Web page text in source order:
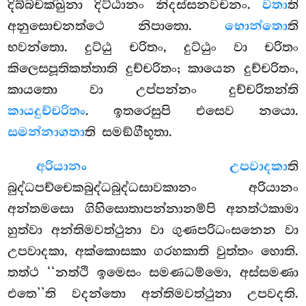
දිබ්බචක්ඛුනා දිට්ඨානං නිදස්සනවචනං. වතාති
අනුසොචනත්ථෙ නිපාතො. භොන්තොති
භවන්තො. දුට්ඨු චරිතං, දුට්ඨුං වා චරිතං
කිලෙසපූතිකත්තාති දුච්චරිතං; කායෙන දුච්චරිතං,
කායතො වා උප්පන්නං දුච්චරිතන්ති
කායදුච්චරිතං. ඉතරෙසුපි එසෙව නයො.
සමන්නාගතාති සමඞ්ගීභූතා.
අරියානං උපවාදකාති
බුද්ධපච්චෙකබුද්ධබුද්ධසාවකානං අරියානං
අන්තමසො ගිහිසොතාපන්නානම්පි අනත්ථකාමා
හුත්වා අන්තිමවත්ථුනා වා ගුණපරිධංසනෙන වා
උපවාදකා, අක්කොසකා ගරහකාති වුත්තං හොති.
තත්ථ ‘‘නත්ථි ඉමෙසං සමණධම්මො, අස්සමණා
එතෙ’’ති වදන්තො අන්තිමවත්ථුනා උපවදති.